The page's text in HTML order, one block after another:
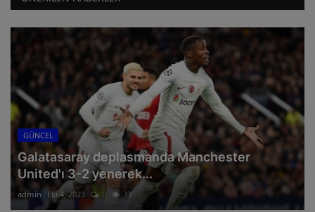
GÜNCEL
Galatasaray deplasmanda Manchester
United'ı 3-2 yenerek...
admin Eki 4, 2023 0 33